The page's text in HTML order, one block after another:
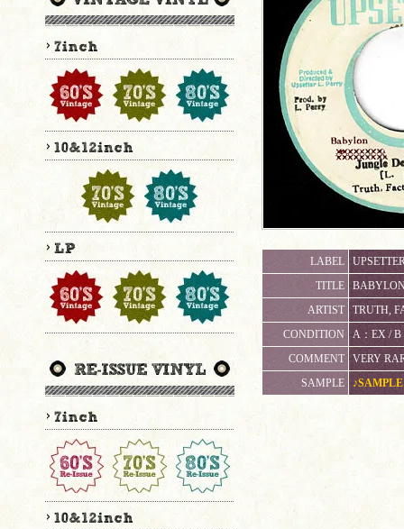
LABEL
TITLE
ARTIST
TRUTH,
CONDITION
A：EX / B
COMMENT
VERY
SAMPLE
♪SAMPLE